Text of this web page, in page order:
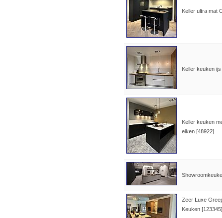
Keller ultra mat
Keller keuken
Keller keuken
eiken [48922]
Zeer Luxe
Keuken [123345]